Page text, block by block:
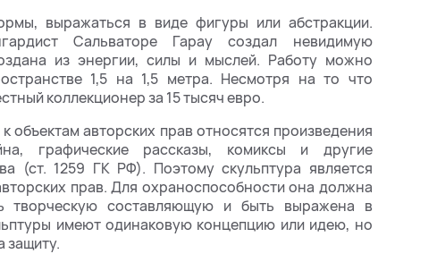
выражаться в виде фигуры или абстракции.
Сальваторе Гарау создал невидимую
из энергии, силы и мыслей. Работу можно
1,5 на 1,5 метра. Несмотря на то что
коллекционер за 15 тысяч евро.
объектам авторских прав относятся произведения
графические рассказы, комиксы и другие
(ст. 1259 ГК РФ). Поэтому скульптура является
прав. Для охраноспособности она должна
творческую составляющую и быть выражена в
имеют одинаковую концепцию или идею, но
защиту.